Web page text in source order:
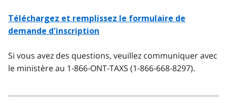
Téléchargez et remplissez le formulaire de
demande d'inscription
Si vous avez des questions, veuillez communiquer avec
le ministère au 1‑866‑ONT‑TAXS (1‑866‑668‑8297).